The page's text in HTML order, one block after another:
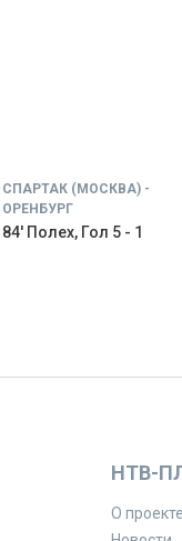
СПАРТАК (МОСКВА) -
ОРЕНБУРГ
84' Полех, Гол 5 - 1
НТВ-
О проекте